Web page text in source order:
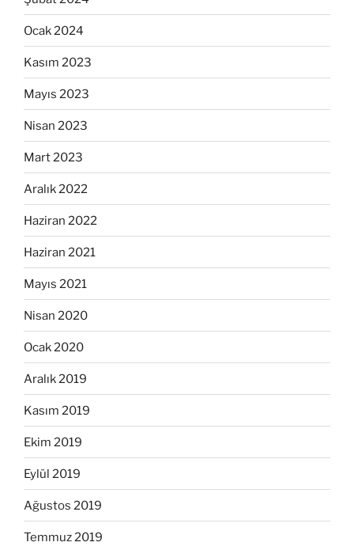
Ocak 2024
Kasım 2023
Mayıs 2023
Nisan 2023
Mart 2023
Aralık 2022
Haziran 2022
Haziran 2021
Mayıs 2021
Nisan 2020
Ocak 2020
Aralık 2019
Kasım 2019
Ekim 2019
Eylül 2019
Ağustos 2019
Temmuz 2019